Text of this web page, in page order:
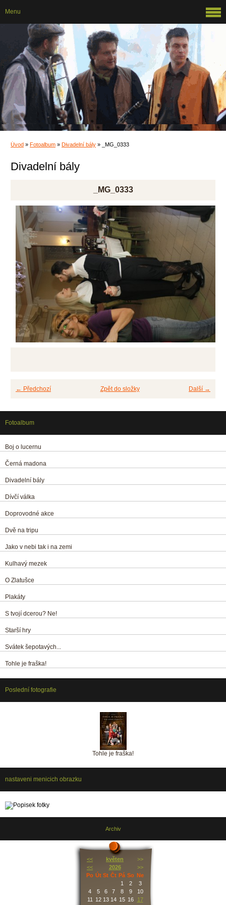
Úvod » Fotoalbum » Divadelní bály » _MG_0333
Divadelní bály
_MG_0333
← Předchozí Další →
Zpět do složky
Menu
Fotoalbum
Boj o lucernu
Černá madona
Divadelní bály
Dívčí válka
Doprovodné akce
Dvě na tripu
Jako v nebi tak i na zemi
Kulhavý mezek
O Zlatušce
Plakáty
S tvojí dcerou? Ne!
Starší hry
Svátek šepotavých...
Tohle je fraška!
Poslední fotografie
Tohle je fraška!
nastaveni menicich obrazku
Archiv
<< květen
>>
<<
2026
>>
Po Út St Čt Pá So Ne
1
2
3
4
5 6 7 8 9
10
11
12 13 14 15 16
17